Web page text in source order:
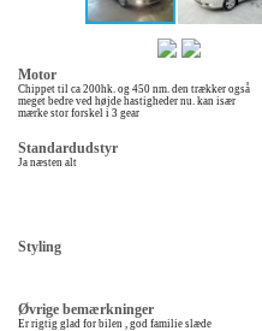
Motor
Chippet til ca 200hk. og 450 nm. den trækker også
meget bedre ved højde hastigheder nu. kan især
mærke stor forskel i 3 gear
Standardudstyr
Ja næsten alt
Styling
Øvrige bemærkninger
Er rigtig glad for bilen , god familie slæde